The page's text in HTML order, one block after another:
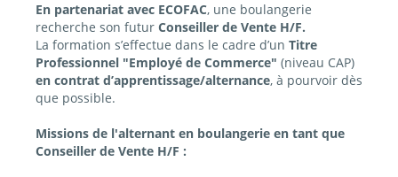
En partenariat avec ECOFAC, une boulangerie
recherche son futurConseiller de Vente H/F.
La formation s’effectue dans le cadre d’un Titre
Professionnel "Employé de Commerce" (niveau CAP)
en contrat d’apprentissage/alternance, à pourvoir dès
que possible.
Missions de l'alternant en boulangerie en tant que
Conseiller de Vente H/F :